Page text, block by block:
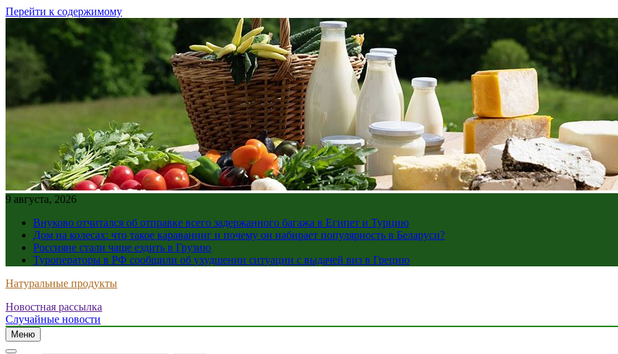
Перейти к содержимому
9 августа, 2026
Внуково отчитался об отправке всего задержанного багажа в Египет и Турцию
Дом на колесах: что такое караванинг и почему он набирает популярность в Беларуси?
Россияне стали чаще ездить в Грузию
Туроператоры в РФ сообщили об ухудшении ситуации с выдачей виз в Грецию
Натуральные продукты
Новостная рассылка
Случайные новости
Меню